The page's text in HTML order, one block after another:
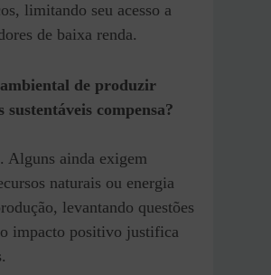
limitando seu acesso a
de baixa renda.
de produzir
sustentáveis compensa?
Alguns ainda exigem
naturais ou energia
levantando questões
o impacto positivo justifica